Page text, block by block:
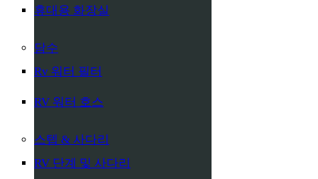
휴대용 화장실
담수
Rv 워터 필터
RV 워터 호스
스텝 & 사다리
RV 단계 및 사다리